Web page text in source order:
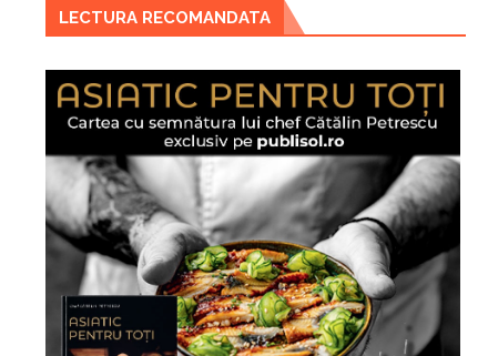
LECTURA RECOMANDATA